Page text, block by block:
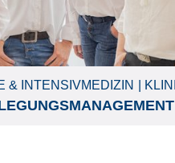
& INTENSIVMEDIZIN